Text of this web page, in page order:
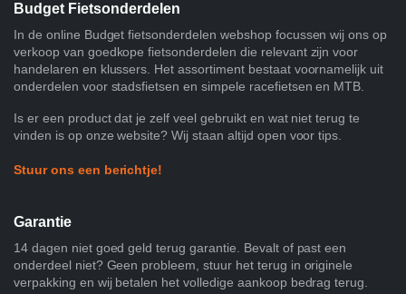
Budget Fietsonderdelen
In de online Budget fietsonderdelen webshop focussen wij ons op
verkoop van goedkope fietsonderdelen die relevant zijn voor
handelaren en klussers. Het assortiment bestaat voornamelijk uit
onderdelen voor stadsfietsen en simpele racefietsen en MTB.
Is er een product dat je zelf veel gebruikt en wat niet terug te
vinden is op onze website? Wij staan altijd open voor tips.
Stuur ons een berichtje!
Garantie
14 dagen niet goed geld terug garantie. Bevalt of past een
onderdeel niet? Geen probleem, stuur het terug in originele
verpakking en wij betalen het volledige aankoop bedrag terug.